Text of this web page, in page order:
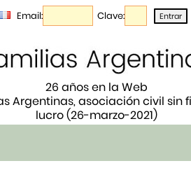
Email: Clave:
26 años en la Web
Argentinas, asociación civil sin
lucro (26-marzo-2021)